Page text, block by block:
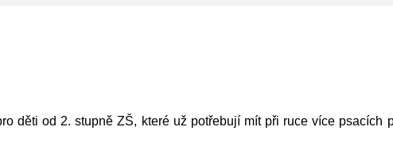
děti od 2. stupně ZŠ, které už potřebují mít při ruce více psacích